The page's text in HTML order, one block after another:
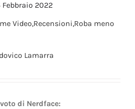
Febbraio 2022
Video,Recensioni,Roba meno
Lamarra
di Nerdface: